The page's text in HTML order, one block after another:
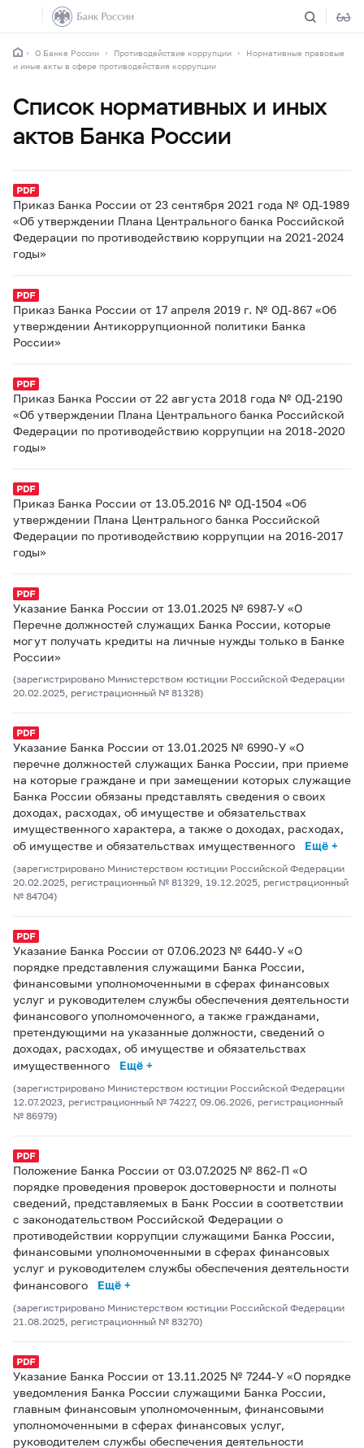
О Банке России Противодействие коррупции
Нормативные правовые
и иные акты в сфере противодействия коррупции
Список нормативных и иных
актов Банка России
Приказ Банка России от 23 сентября 2021 года № ОД-1989
«Об утверждении Плана Центрального банка Российской
Федерации по противодействию коррупции на 2021-2024
годы»
Приказ Банка России от 17 апреля 2019 г. № ОД-867 «Об
утверждении Антикоррупционной политики Банка
России»
Приказ Банка России от 22 августа 2018 года № ОД-2190
«Об утверждении Плана Центрального банка Российской
Федерации по противодействию коррупции на 2018-2020
годы»
Приказ Банка России от 13.05.2016 № ОД-1504 «Об
утверждении Плана Центрального банка Российской
Федерации по противодействию коррупции на 2016-2017
годы»
Указание Банка России от 13.01.2025 № 6987-У «О
Перечне должностей служащих Банка России, которые
могут получать кредиты на личные нужды только в Банке
России»
(зарегистрировано Министерством юстиции Российской Федерации
20.02.2025, регистрационный № 81328)
Указание Банка России от 13.01.2025 № 6990-У «О
перечне должностей служащих Банка России, при приеме
на которые граждане и при замещении которых служащие
Банка России обязаны представлять сведения о своих
доходах, расходах, об имуществе и обязательствах
имущественного характера, а также о доходах, расходах,
об имуществе и обязательствах имущественного
Ещё +
(зарегистрировано Министерством юстиции Российской Федерации
20.02.2025, регистрационный № 81329, 19.12.2025, регистрационный
№ 84704)
Указание Банка России от 07.06.2023 № 6440-У «О
порядке представления служащими Банка России,
финансовыми уполномоченными в сферах финансовых
услуг и руководителем службы обеспечения деятельности
финансового уполномоченного, а также гражданами,
претендующими на указанные должности, сведений о
доходах, расходах, об имуществе и обязательствах
имущественного
Ещё +
(зарегистрировано Министерством юстиции Российской Федерации
12.07.2023, регистрационный № 74227, 09.06.2026, регистрационный
№ 86979)
Положение Банка России от 03.07.2025 № 862-П «О
порядке проведения проверок достоверности и полноты
сведений, представляемых в Банк России в соответствии
с законодательством Российской Федерации о
противодействии коррупции служащими Банка России,
финансовыми уполномоченными в сферах финансовых
услуг и руководителем службы обеспечения деятельности
финансового
Ещё +
(зарегистрировано Министерством юстиции Российской Федерации
21.08.2025, регистрационный № 83270)
Указание Банка России от 13.11.2025 № 7244-У «О порядке
уведомления Банка России служащими Банка России,
главным финансовым уполномоченным, финансовыми
уполномоченными в сферах финансовых услуг,
руководителем службы обеспечения деятельности